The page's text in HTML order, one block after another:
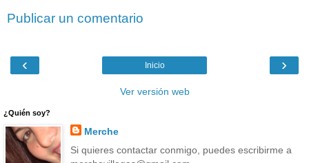
Publicar un comentario
‹ ›
Inicio
Ver versión web
¿Quién soy?
Merche
Si quieres contactar conmigo, puedes escribirme a